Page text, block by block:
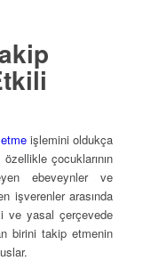
işlemini oldukça
çocuklarının
ebeveynler ve
işverenler arasında
ve yasal çerçevede
birini takip etmenin